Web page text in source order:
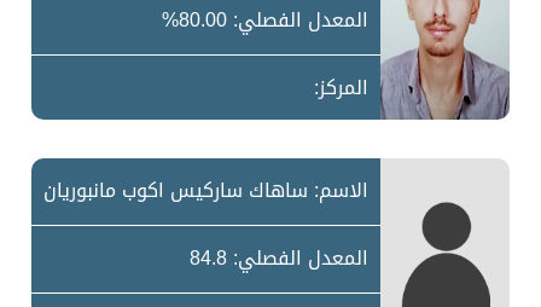
المعدل الفصلي: 80.00%
المركز:
الاسم: ساهاك ساركيس اكوب مانبوريان
المعدل الفصلي: 84.8